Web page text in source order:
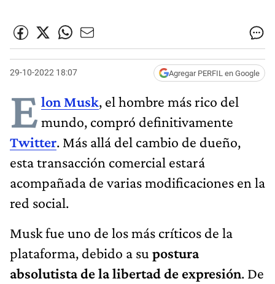
29-10-2022 18:07 Agregar PERFIL en Google
E lon Musk, el hombre más rico del
mundo, compró definitivamente
Twitter. Más allá del cambio de dueño,
esta transacción comercial estará
acompañada de varias modificaciones en la
red social.
Musk fue uno de los más críticos de la
plataforma, debido a su postura
absolutista de la libertad de expresión. De